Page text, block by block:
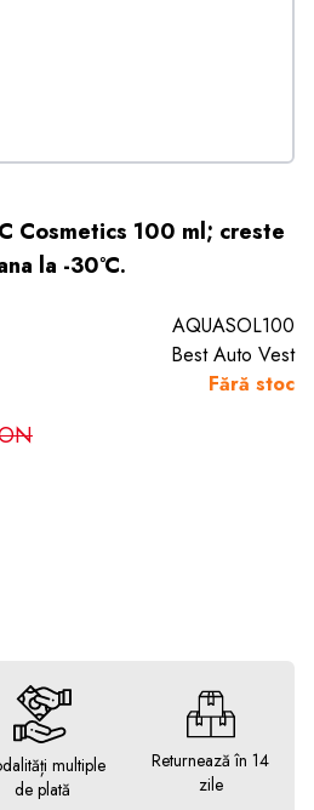
Cosmetics 100 ml; creste
la -30°C.
AQUASOL100
Best Auto Vest
Fără stoc
multiple
de plată
Returnează în 14
zile